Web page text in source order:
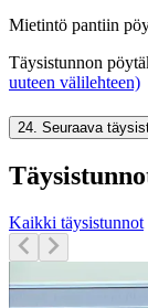
Mietintö pantiin
Täysistunnon
uuteen välilehteen)
24. Seuraava
Kaikki täysistunnot